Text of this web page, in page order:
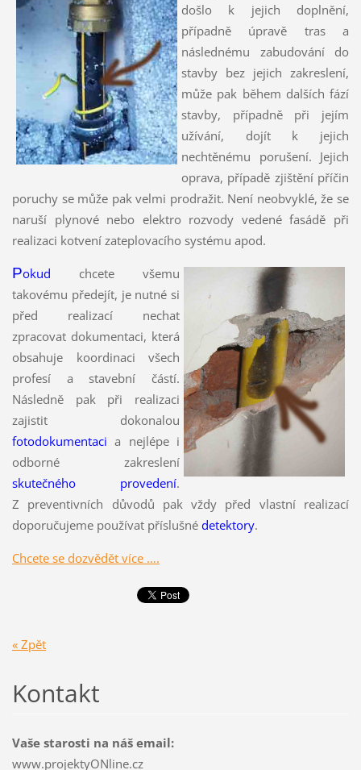
došlo k jejich doplnění,
případně úpravě tras a
následnému zabudování do
stavby bez jejich zakreslení,
může pak během dalších fází
stavby, případně při jejím
užívání, dojít k jejich
nechtěnému porušení. Jejich
oprava, případě zjištění příčin
poruchy se může pak velmi prodražit. Není neobvyklé, že se
naruší plynové nebo elektro rozvody vedené fasádě při
realizaci kotvení zateplovacího systému apod.
Pokud chcete všemu
takovému předejít, je nutné si
před realizací nechat
zpracovat dokumentaci, která
obsahuje koordinaci všech
profesí a stavební částí.
Následně pak při realizaci
zajistit dokonalou
fotodokumentaci a nejlépe i
odborné zakreslení
skutečného provedení.
Z preventivních důvodů pak vždy před vlastní realizací
doporučujeme používat příslušné detektory.
Chcete se dozvědět více ….
« Zpět
Kontakt
Vaše starosti na náš email:
www.projektyONline.cz